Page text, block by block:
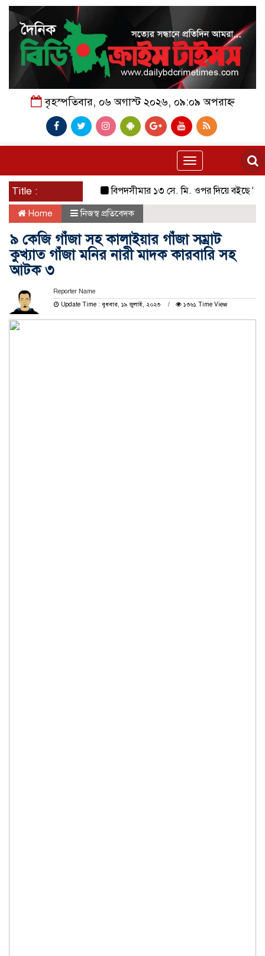
বৃহস্পতিবার, ০৬ অগাস্ট ২০২৬, ০৯:০৯ অপরাহ্ন
Toggle
navigation
Title : বিপদসীমার ১৩ সে. মি. ওপর দিয়ে বইছে তিস্তার
Home নিজস্ব প্রতিবেদক
৯ কেজি গাঁজা সহ কালাইয়ার গাঁজা সম্রাট
কুখ্যাত গাঁজা মনির নারী মাদক কারবারি সহ
আটক ৩
Reporter Name
Update Time : বুধবার, ১৯ জুলাই, ২০২৩
১৩৬১ Time View